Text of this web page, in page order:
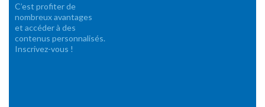
C’est profiter de
nombreux avantages
et accéder à des
contenus personnalisés.
Inscrivez-vous !